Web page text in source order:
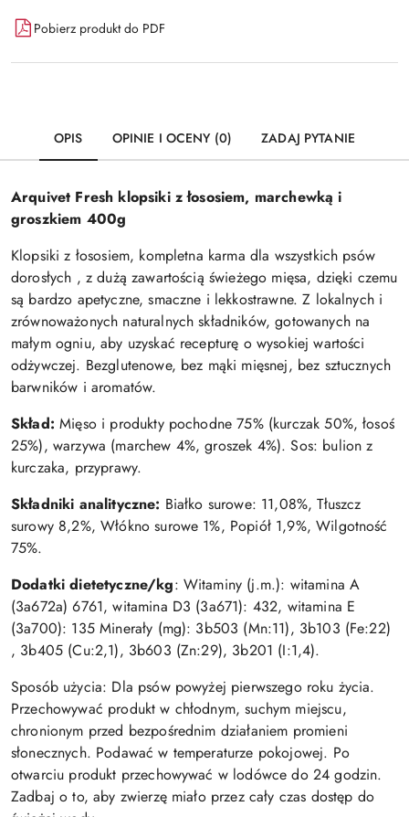
Pobierz produkt do PDF
OPIS OPINIE I OCENY (0) ZADAJ PYTANIE
Arquivet Fresh klopsiki z łososiem, marchewką i
groszkiem 400g
Klopsiki z łososiem, kompletna karma dla wszystkich psów
dorosłych , z dużą zawartością świeżego mięsa, dzięki czemu
są bardzo apetyczne, smaczne i lekkostrawne. Z lokalnych i
zrównoważonych naturalnych składników, gotowanych na
małym ogniu, aby uzyskać recepturę o wysokiej wartości
odżywczej. Bezglutenowe, bez mąki mięsnej, bez sztucznych
barwników i aromatów.
Skład: Mięso i produkty pochodne 75% (kurczak 50%, łosoś
25%), warzywa (marchew 4%, groszek 4%). Sos: bulion z
kurczaka, przyprawy.
Składniki analityczne: Białko surowe: 11,08%, Tłuszcz
surowy 8,2%, Włókno surowe 1%, Popiół 1,9%, Wilgotność
75%.
Dodatki dietetyczne/kg: Witaminy (j.m.): witamina A
(3a672a) 6761, witamina D3 (3a671): 432, witamina E
(3a700): 135 Minerały (mg): 3b503 (Mn:11), 3b103 (Fe:22)
, 3b405 (Cu:2,1), 3b603 (Zn:29), 3b201 (I:1,4).
Sposób użycia: Dla psów powyżej pierwszego roku życia.
Przechowywać produkt w chłodnym, suchym miejscu,
chronionym przed bezpośrednim działaniem promieni
słonecznych. Podawać w temperaturze pokojowej. Po
otwarciu produkt przechowywać w lodówce do 24 godzin.
Zadbaj o to, aby zwierzę miało przez cały czas dostęp do